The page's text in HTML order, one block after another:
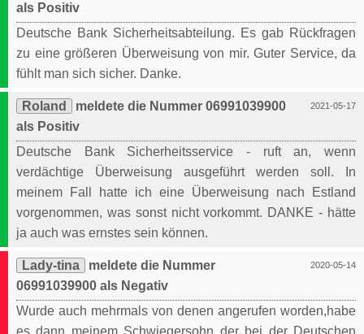
als Positiv
Deutsche Bank Sicherheitsabteilung. Es gab Rückfragen
zu eine größeren Überweisung von mir. Guter Service, da
fühlt man sich sicher. Danke.
2021-05-17
Roland
meldete die Nummer 06991039900
als Positiv
Deutsche Bank Sicherheitsservice - ruft an, wenn
verdächtige Überweisung ausgeführt werden soll. In
meinem Fall hatte ich eine Überweisung nach Estland
vorgenommen, was sonst nicht vorkommt. DANKE - hätte
ja auch was ernstes sein können.
2020-05-14
Lady-tina
meldete die Nummer
06991039900 als Negativ
Wurde auch mehrmals von denen angerufen worden,habe
es dann meinem Schwiegersohn der bei der Deutschen